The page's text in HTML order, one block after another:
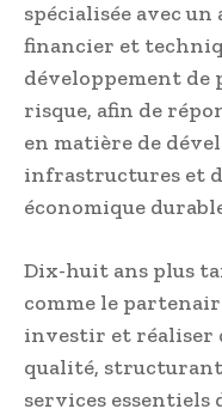
spécialisée avec
financier et
développement de
risque, afin de
en matière de
infrastructures et
économique
Dix-huit ans plus
comme le
investir et réaliser
qualité,
services essentiels